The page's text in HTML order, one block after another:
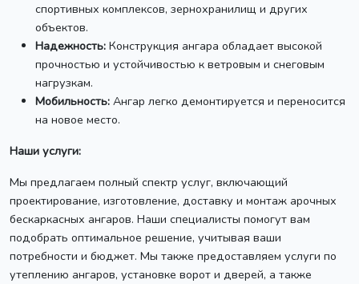
спортивных комплексов, зернохранилищ и других
объектов.
Надежность: Конструкция ангара обладает высокой
прочностью и устойчивостью к ветровым и снеговым
нагрузкам.
Мобильность: Ангар легко демонтируется и переносится
на новое место.
Наши услуги:
Мы предлагаем полный спектр услуг, включающий
проектирование, изготовление, доставку и монтаж арочных
бескаркасных ангаров. Наши специалисты помогут вам
подобрать оптимальное решение, учитывая ваши
потребности и бюджет. Мы также предоставляем услуги по
утеплению ангаров, установке ворот и дверей, а также